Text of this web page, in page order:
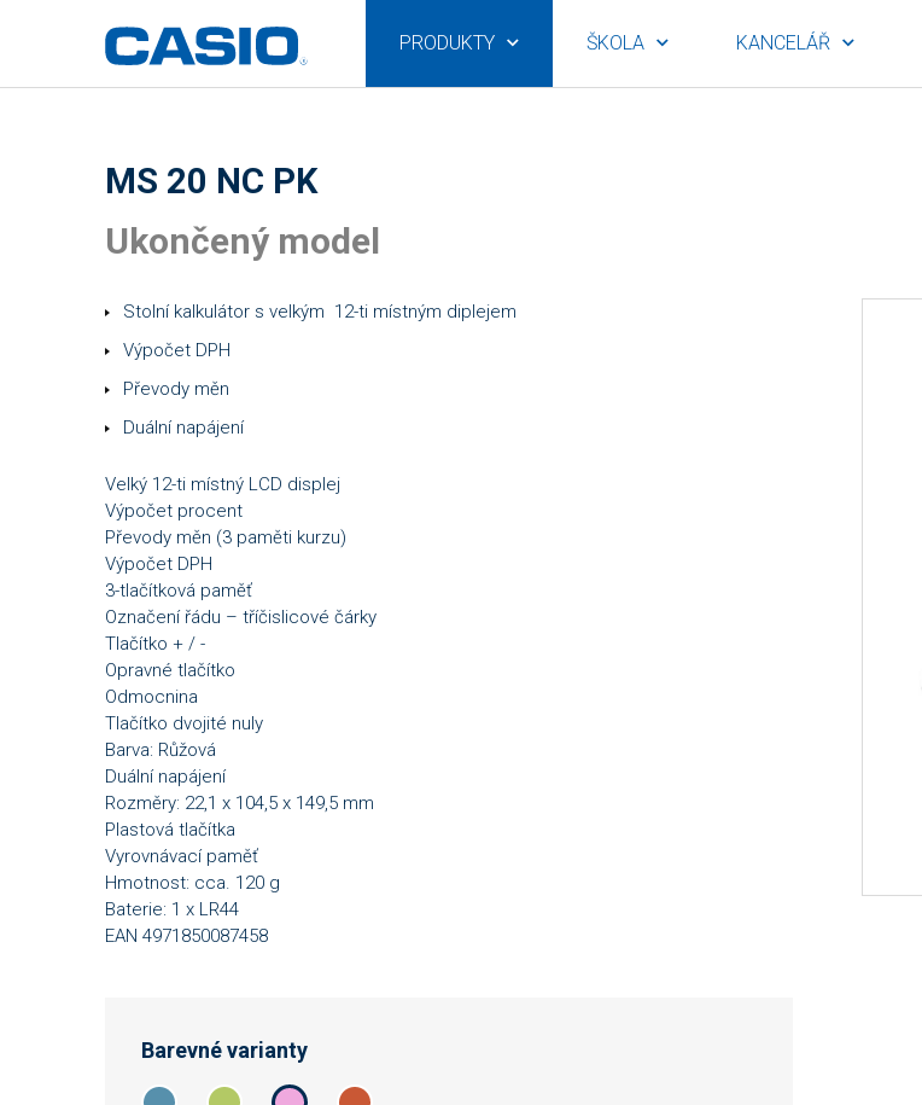
PRODUKTY ŠKOLA KANCELÁŘ
MS 20 NC PK
Ukončený model
Stolní kalkulátor s velkým 12-ti místným diplejem
Výpočet DPH
Převody měn
Duální napájení
Velký 12-ti místný LCD displej
Výpočet procent
Převody měn (3 paměti kurzu)
Výpočet DPH
3-tlačítková paměť
Označení řádu – tříčislicové čárky
Tlačítko + / -
Opravné tlačítko
Odmocnina
Tlačítko dvojité nuly
Barva: Růžová
Duální napájení
Rozměry: 22,1 x 104,5 x 149,5 mm
Plastová tlačítka
Vyrovnávací paměť
Hmotnost: cca. 120 g
Baterie: 1 x LR44
EAN 4971850087458
Barevné varianty